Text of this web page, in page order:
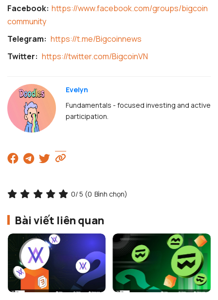
Facebook: https://www.facebook.com/groups/bigcoin
community
Telegram: https://t.me/Bigcoinnews
Twitter: https://twitter.com/BigcoinVN
Evelyn
Fundamentals - focused investing and active
participation.
0/ 5 (0 Bình chọn)
Bài viết liên quan